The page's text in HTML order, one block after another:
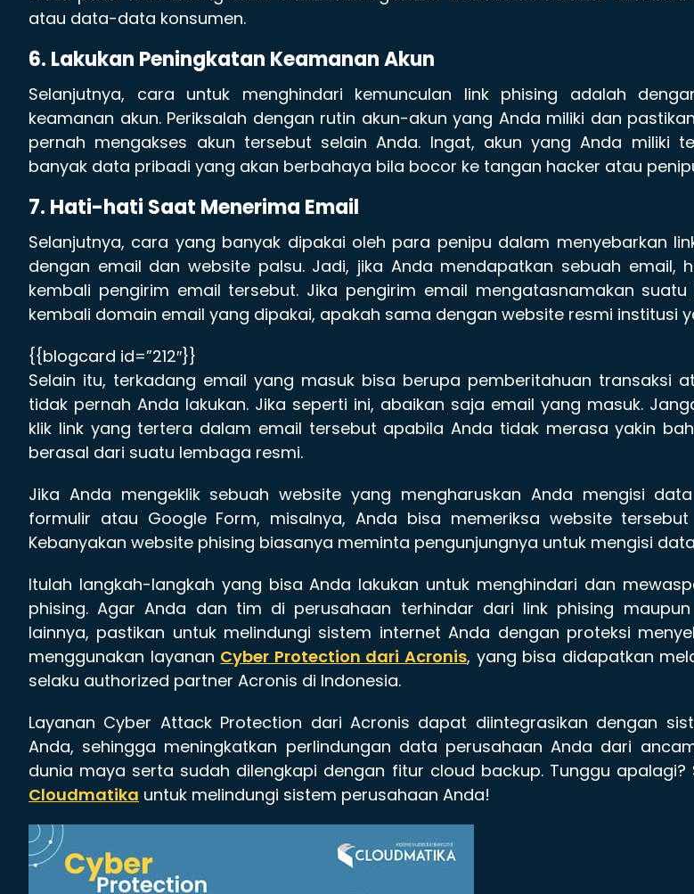
atau data-data konsumen.
6. Lakukan Peningkatan Keamanan Akun
Selanjutnya, cara untuk menghindari kemunculan link phising adalah
keamanan akun. Periksalah dengan rutin akun-akun yang Anda miliki dan
pernah mengakses akun tersebut selain Anda. Ingat, akun yang Anda miliki
banyak data pribadi yang akan berbahaya bila bocor ke tangan hacker atau
7. Hati-hati Saat Menerima Email
Selanjutnya, cara yang banyak dipakai oleh para penipu dalam menyebarkan
dengan email dan website palsu. Jadi, jika Anda mendapatkan sebuah email,
kembali pengirim email tersebut. Jika pengirim email mengatasnamakan suatu
kembali domain email yang dipakai, apakah sama dengan website resmi institusi
{{blogcard id=”212″}}
Selain itu, terkadang email yang masuk bisa berupa pemberitahuan transaksi
tidak pernah Anda lakukan. Jika seperti ini, abaikan saja email yang masuk.
klik link yang tertera dalam email tersebut apabila Anda tidak merasa yakin
berasal dari suatu lembaga resmi.
Jika Anda mengeklik sebuah website yang mengharuskan Anda mengisi
formulir atau Google Form, misalnya, Anda bisa memeriksa website tersebut
Kebanyakan website phising biasanya meminta pengunjungnya untuk mengisi
Itulah langkah-langkah yang bisa Anda lakukan untuk menghindari dan
phising. Agar Anda dan tim di perusahaan terhindar dari link phising
lainnya, pastikan untuk melindungi sistem internet Anda dengan proteksi
menggunakan layanan Cyber Protection dari Acronis, yang bisa didapatkan
selaku authorized partner Acronis di Indonesia.
Layanan Cyber Attack Protection dari Acronis dapat diintegrasikan dengan
Anda, sehingga meningkatkan perlindungan data perusahaan Anda dari
dunia maya serta sudah dilengkapi dengan fitur cloud backup. Tunggu apalagi?
Cloudmatika untuk melindungi sistem perusahaan Anda!